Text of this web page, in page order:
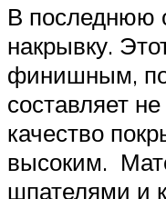
В последнюю
накрывку.
финишным,
составляет
качество
высоким.
шпателями и